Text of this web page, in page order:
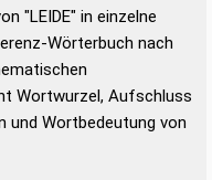
"LEIDE" in einzelne
Wörterbuch nach
Wortwurzel, Aufschluss
und Wortbedeutung von